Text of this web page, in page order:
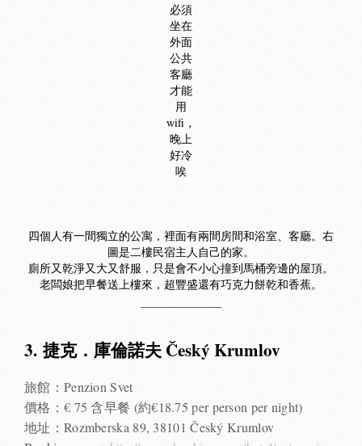
必須
坐在
外面
公共
客廳
才能
用
wifi，
晚上
好冷
唉
四個人有一間獨立的公寓，裡面有兩間房間和浴室、客廳。右
圖是二樓民宿主人自己的家。
廁所又乾淨又大又舒服，只是會不小心撞到馬桶旁邊的屋頂。
老闆娘把早餐送上樓來，超豐盛還有巧克力餅乾和香蕉。
3. 捷克．庫倫諾夫 Český Krumlov
旅館：Penzion Svet
價格：€ 75 含早餐 (約€18.75 per person per night)
地址：Rozmberska 89, 38101 Český Krumlov